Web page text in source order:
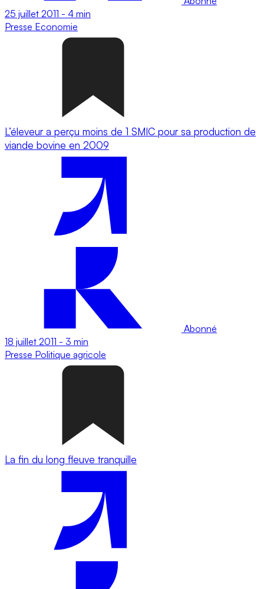
25 juillet 2011 - 4 min
Presse Economie
L’éleveur a perçu moins de 1 SMIC pour sa production de
viande bovine en 2009
Abonné
18 juillet 2011 - 3 min
Presse Politique agricole
La fin du long fleuve tranquille